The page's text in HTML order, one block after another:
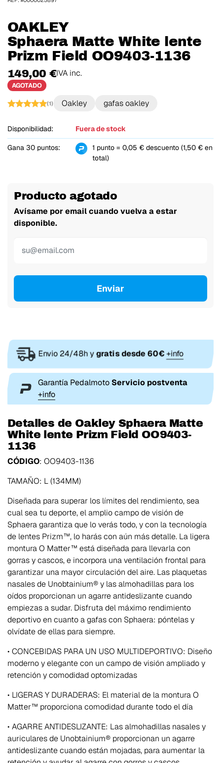
OAKLEY
Sphaera Matte White lente
Prizm Field OO9403-1136
149,00 €IVA inc.
AGOTADO
(1) Oakley gafas oakley
Disponibilidad: Fuera de stock
Gana 30 puntos:
1 punto = 0,05 € descuento (1,50 € en
total)
Producto agotado
Avísame por email cuando vuelva a estar
disponible.
Enviar
Envio 24/48h ygratis desde 60€+info
Garantía Pedalmoto Servicio postventa
+info
Detalles de Oakley Sphaera Matte
White lente Prizm Field OO9403-
1136
CÓDIGO: OO9403-1136
TAMAÑO: L (134MM)
Diseñada para superar los límites del rendimiento, sea
cual sea tu deporte, el amplio campo de visión de
Sphaera garantiza que lo verás todo, y con la tecnología
de lentes Prizm™, lo harás con aún más detalle. La ligera
montura O Matter™ está diseñada para llevarla con
gorras y cascos, e incorpora una ventilación frontal para
garantizar una mayor circulación del aire. Las plaquetas
nasales de Unobtainium® y las almohadillas para los
oídos proporcionan un agarre antideslizante cuando
empiezas a sudar. Disfruta del máximo rendimiento
deportivo en cuanto a gafas con Sphaera: póntelas y
olvídate de ellas para siempre.
• CONCEBIDAS PARA UN USO MULTIDEPORTIVO: Diseño
moderno y elegante con un campo de visión ampliado y
retención y comodidad optomizadas
• LIGERAS Y DURADERAS: El material de la montura O
Matter™ proporciona comodidad durante todo el día
• AGARRE ANTIDESLIZANTE: Las almohadillas nasales y
auriculares de Unobtainium® proporcionan un agarre
antideslizante cuando están mojadas, para aumentar la